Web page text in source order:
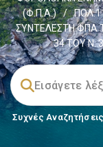
(Φ.Π.Α.)
/
ΣΥΝΤΕΛΕΣΤΗ ΦΠΑ
34 ΤΟΥ Ν.
Συχνές